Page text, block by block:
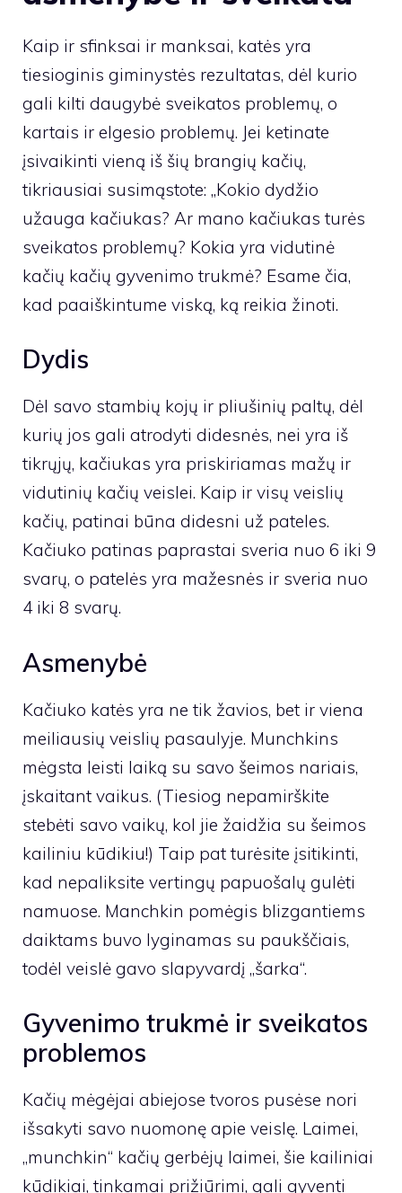
Kaip ir sfinksai ir manksai, katės yra
tiesioginis giminystės rezultatas, dėl kurio
gali kilti daugybė sveikatos problemų, o
kartais ir elgesio problemų. Jei ketinate
įsivaikinti vieną iš šių brangių kačių,
tikriausiai susimąstote: „Kokio dydžio
užauga kačiukas? Ar mano kačiukas turės
sveikatos problemų? Kokia yra vidutinė
kačių kačių gyvenimo trukmė? Esame čia,
kad paaiškintume viską, ką reikia žinoti.
Dydis
Dėl savo stambių kojų ir pliušinių paltų, dėl
kurių jos gali atrodyti didesnės, nei yra iš
tikrųjų, kačiukas yra priskiriamas mažų ir
vidutinių kačių veislei. Kaip ir visų veislių
kačių, patinai būna didesni už pateles.
Kačiuko patinas paprastai sveria nuo 6 iki 9
svarų, o patelės yra mažesnės ir sveria nuo
4 iki 8 svarų.
Asmenybė
Kačiuko katės yra ne tik žavios, bet ir viena
meiliausių veislių pasaulyje. Munchkins
mėgsta leisti laiką su savo šeimos nariais,
įskaitant vaikus. (Tiesiog nepamirškite
stebėti savo vaikų, kol jie žaidžia su šeimos
kailiniu kūdikiu!) Taip pat turėsite įsitikinti,
kad nepaliksite vertingų papuošalų gulėti
namuose. Manchkin pomėgis blizgantiems
daiktams buvo lyginamas su paukščiais,
todėl veislė gavo slapyvardį „šarka“.
Gyvenimo trukmė ir sveikatos
problemos
Kačių mėgėjai abiejose tvoros pusėse nori
išsakyti savo nuomonę apie veislę. Laimei,
„munchkin“ kačių gerbėjų laimei, šie kailiniai
kūdikiai, tinkamai prižiūrimi, gali gyventi